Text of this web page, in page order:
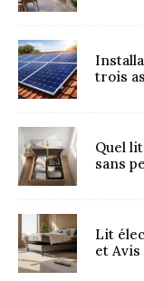
trois
Quel
sans
Lit
et